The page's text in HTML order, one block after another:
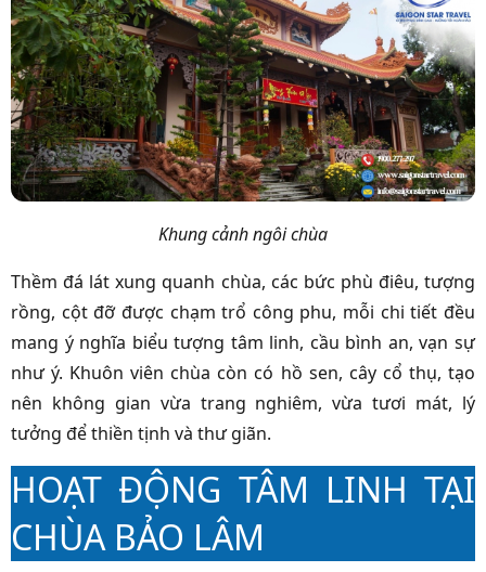
Khung cảnh ngôi chùa
Thềm đá lát xung quanh chùa, các bức phù điêu, tượng
rồng, cột đỡ được chạm trổ công phu, mỗi chi tiết đều
mang ý nghĩa biểu tượng tâm linh, cầu bình an, vạn sự
như ý. Khuôn viên chùa còn có hồ sen, cây cổ thụ, tạo
nên không gian vừa trang nghiêm, vừa tươi mát, lý
tưởng để thiền tịnh và thư giãn.
HOẠT ĐỘNG TÂM LINH TẠI
CHÙA BẢO LÂM